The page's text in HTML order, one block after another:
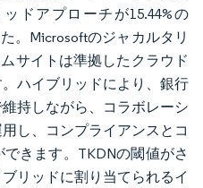
ドアプローチが15.44%の
。Microsoftのジャカルタリ
サイトは準拠したクラウド
ハイブリッドにより、銀行
持しながら、コラボレーシ
し、コンプライアンスとコ
きます。TKDNの閾値がさ
リッドに割り当てられるイ